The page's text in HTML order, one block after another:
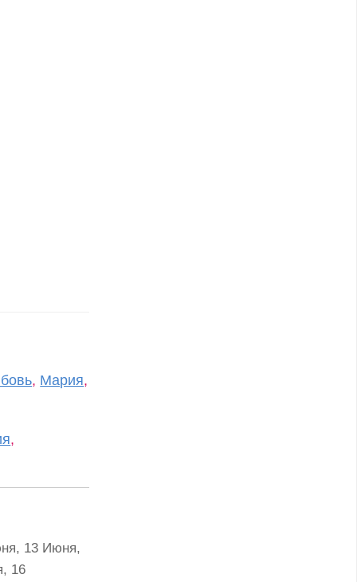
, Мария,
,
13 Июня,
16